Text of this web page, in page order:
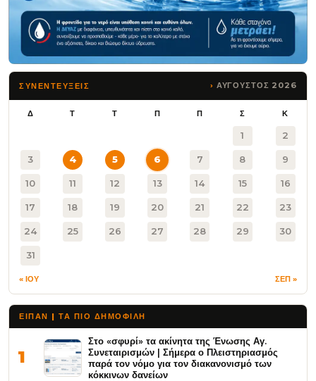
ΣΥΝΕΝΤΕΥΞΕΙΣ ΑΥΓΟΥΣΤΟΣ 2026
Δ Τ Τ Π Π Σ Κ
1 2
3 4 5 6 7 8 9
10 11 12 13 14 15 16
17 18 19 20 21 22 23
24 25 26 27 28 29 30
31
« ΙΟΥ ΣΕΠ »
ΕΙΠΑΝ | ΤΑ ΠΙΟ ΔΗΜΟΦΙΛΉ
1
Στο «σφυρί» τα ακίνητα της Ένωσης Αγ.
Συνεταιρισμών | Σήμερα ο Πλειστηριασμός
παρά τον νόμο για τον διακανονισμό των
κόκκινων δανείων